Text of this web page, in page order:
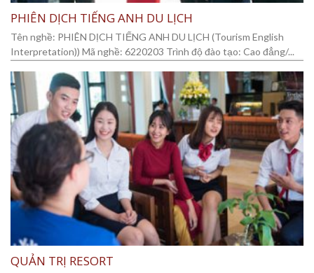
PHIÊN DỊCH TIẾNG ANH DU LỊCH
Tên nghề: PHIÊN DỊCH TIẾNG ANH DU LỊCH (Tourism English
Interpretation)) Mã nghề: 6220203 Trình độ đào tạo: Cao đẳng/...
QUẢN TRỊ RESORT